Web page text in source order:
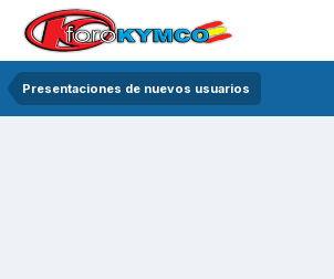
Presentaciones de nuevos usuarios